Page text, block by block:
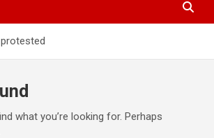
what you’re looking for. Perhaps